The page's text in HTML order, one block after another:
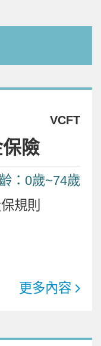
VCFT
險
：0歲~74歲
規則
更多內容